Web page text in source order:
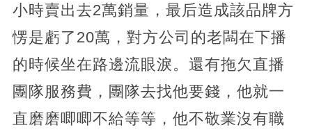
小時賣出去2萬銷量，最后造成該品牌方
愣是虧了20萬，對方公司的老闆在下播
的時候坐在路邊流眼淚。還有拖欠直播
團隊服務費，團隊去找他要錢，他就一
直磨磨唧唧不給等等，他不敬業沒有職